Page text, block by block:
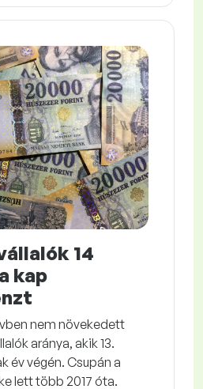
14
kap
nem növekedett
aránya, akik 13.
év végén. Csupán a
lett több 2017 óta.